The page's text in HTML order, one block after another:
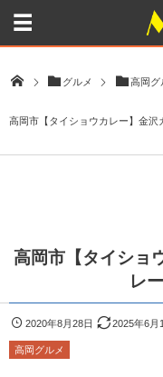
グルメ 高岡グ
高岡市【タイショウカレー】金沢
高岡市【タイショ
レ
2020年8月28日 2025年6月
高岡グルメ